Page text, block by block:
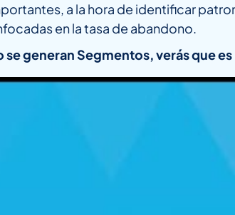
a la hora de identificar
en la tasa de abandono.
generan Segmentos, verás que